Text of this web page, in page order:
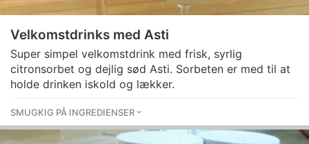
Velkomstdrinks med Asti
Super simpel velkomstdrink med frisk, syrlig
citronsorbet og dejlig sød Asti. Sorbeten er med til at
holde drinken iskold og lækker.
SMUGKIG PÅ INGREDIENSER